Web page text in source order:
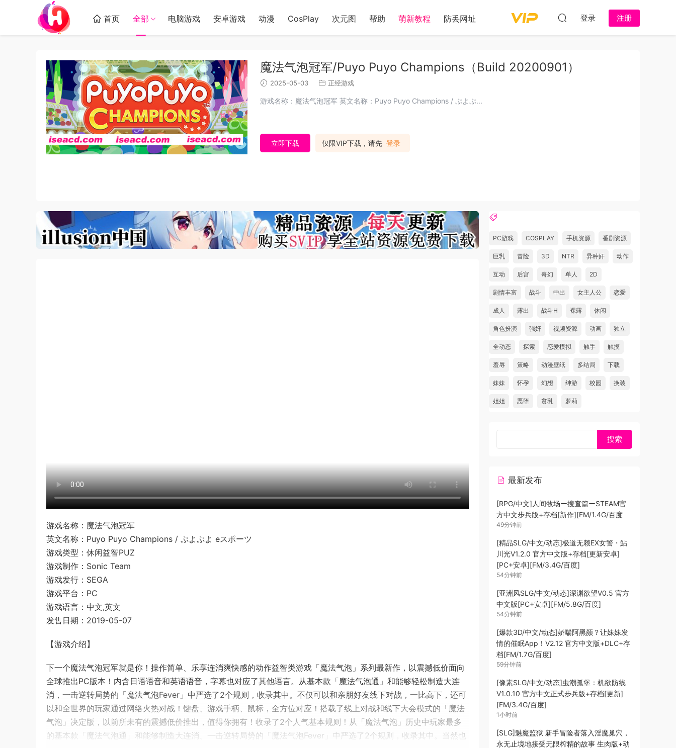
首页 全部 电脑游戏 安卓游戏 动漫 CosPlay 次元图 帮助 萌新教程 防丢网址 登录 注册
魔法气泡冠军/Puyo Puyo Champions（Build 20200901）
2025-05-03 正经游戏
游戏名称：魔法气泡冠军 英文名称：Puyo Puyo Champions / ぷよぷ...
仅限VIP下载，请先 登录
立即下载
游戏名称：魔法气泡冠军
英文名称：Puyo Puyo Champions / ぷよぷよ eスポーツ
游戏类型：休闲益智PUZ
游戏制作：Sonic Team
游戏发行：SEGA
游戏平台：PC
游戏语言：中文,英文
发售日期：2019-05-07
【游戏介绍】
下一个魔法气泡冠军就是你！操作简单、乐享连消爽快感的动作益智类游戏「魔法气泡」系列最新作，以震撼低价面向
全球推出PC版本！内含日语语音和英语语音，字幕也对应了其他语言。从基本款「魔法气泡通」和能够轻松制造大连
消，一击逆转局势的「魔法气泡Fever」中严选了2个规则，收录其中。不仅可以和亲朋好友线下对战，一比高下，还可
以和全世界的玩家通过网络火热对战！键盘、游戏手柄、鼠标，全方位对应！搭载了线上对战和线下大会模式的「魔法
气泡」决定版，以前所未有的震撼低价推出，值得你拥有！收录了2个人气基本规则！从「魔法气泡」历史中玩家最多
的基本款「魔法气泡通」和能够制造大连消、一击逆转局势的「魔法气泡Fever」中严选了2个规则，收录其中。当然也
PC游戏 COSPLAY 手机资源 番剧资源
巨乳 冒险 3D NTR 异种奸 动作
互动 后宫 奇幻 单人 2D
剧情丰富 战斗 中出 女主人公 恋爱
成人 露出 战斗H 裸露 休闲
角色扮演 强奸 视频资源 动画 独立
全动态 探索 恋爱模拟 触手 触摸
羞辱 策略 动漫壁纸 多结局 下载
妹妹 怀孕 幻想 绅游 校园 换装
姐姐 恶堕 贫乳 萝莉
最新发布
[RPG/中文]人间牧场ー搜查篇ーSTEAM官
方中文步兵版+存档[新作][FM/1.4G/百度
49分钟前
[精品SLG/中文/动态]极道无赖EX女警・鮎
川光V1.2.0 官方中文版+存档[更新安卓]
[PC+安卓][FM/3.4G/百度]
54分钟前
[亚洲风SLG/中文/动态]深渊欲望V0.5 官方
中文版[PC+安卓][FM/5.8G/百度]
54分钟前
[爆款3D/中文/动态]娇喘阿黑颜？让妹妹发
情的催眠App！V2.12 官方中文版+DLC+存
档[FM/1.7G/百度]
59分钟前
[像素SLG/中文/动态]虫潮孤堡：机欲防线
V1.0.10 官方中文正式步兵版+存档[更新]
[FM/3.4G/百度]
1小时前
[SLG]魅魔监狱 新手冒险者落入淫魔巢穴，
永无止境地接受无限榨精的故事 生肉版+动